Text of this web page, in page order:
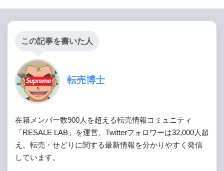
この記事を書いた人
転売博士
在籍メンバー数900人を超える転売情報コミュニティ
「RESALE LAB」を運営。Twitterフォロワーは32,000人超
え。転売・せどりに関する最新情報を分かりやすく発信
しています。